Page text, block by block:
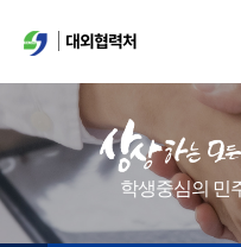
대외협력처
학생중심의 민